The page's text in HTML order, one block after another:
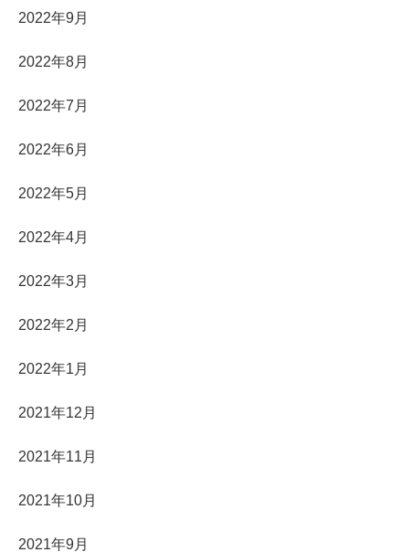
2022年9月
2022年8月
2022年7月
2022年6月
2022年5月
2022年4月
2022年3月
2022年2月
2022年1月
2021年12月
2021年11月
2021年10月
2021年9月